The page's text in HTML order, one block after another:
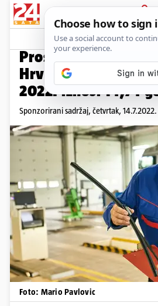
PRIJAVA
Promo sadržaj
Prosječna starost
Hrvatskoj tijekom
2022. iznosi 14,74
Sponzorirani sadržaj, četvrtak,
Foto: Mario Pavlovic